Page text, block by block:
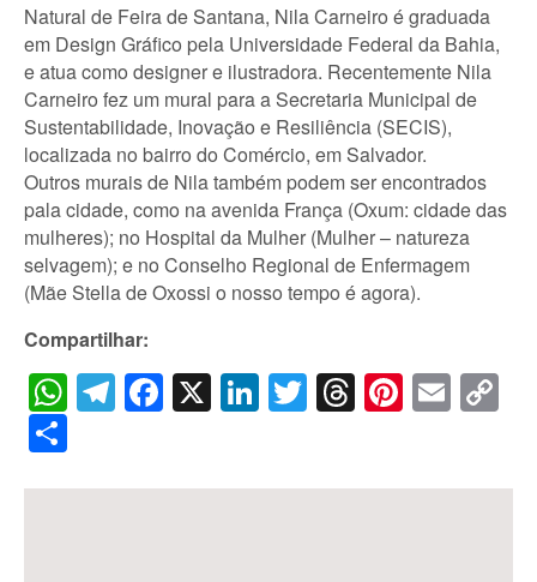
Natural de Feira de Santana, Nila Carneiro é graduada
em Design Gráfico pela Universidade Federal da Bahia,
e atua como designer e ilustradora. Recentemente Nila
Carneiro fez um mural para a Secretaria Municipal de
Sustentabilidade, Inovação e Resiliência (SECIS),
localizada no bairro do Comércio, em Salvador.
Outros murais de Nila também podem ser encontrados
pala cidade, como na avenida França (Oxum: cidade das
mulheres); no Hospital da Mulher (Mulher – natureza
selvagem); e no Conselho Regional de Enfermagem
(Mãe Stella de Oxossi o nosso tempo é agora).
Compartilhar:
WhatsApp
Telegram
Facebook
X LinkedIn
Twitter
Threads